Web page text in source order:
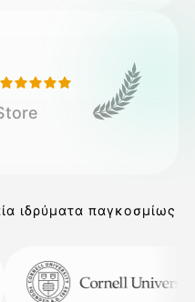
ιδρύματα παγκοσμίως